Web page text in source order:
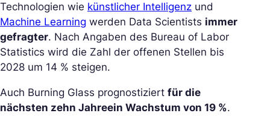
Technologien wie künstlicher Intelligenz und
Machine Learning werden Data Scientists immer
gefragter. Nach Angaben des Bureau of Labor
Statistics wird die Zahl der offenen Stellen bis
2028 um 14 % steigen.
Auch Burning Glass prognostiziert für die
nächsten zehn Jahreein Wachstum von 19 %.